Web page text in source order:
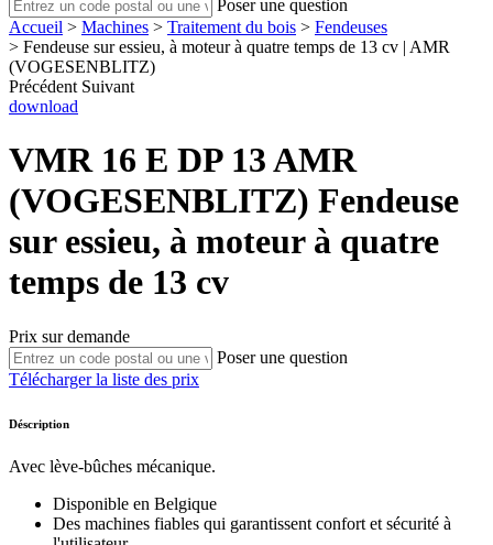
Poser une question
Accueil > Machines > Traitement du bois > Fendeuses
> Fendeuse sur essieu, à moteur à quatre temps de 13 cv | AMR
(VOGESENBLITZ)
Précédent Suivant
download
VMR 16 E DP 13AMR
(VOGESENBLITZ) Fendeuse
sur essieu, à moteur à quatre
temps de 13 cv
Prix sur demande
Poser une question
Télécharger la liste des prix
Déscription
Avec lève-bûches mécanique.
Disponible en Belgique
Des machines fiables qui garantissent confort et sécurité à